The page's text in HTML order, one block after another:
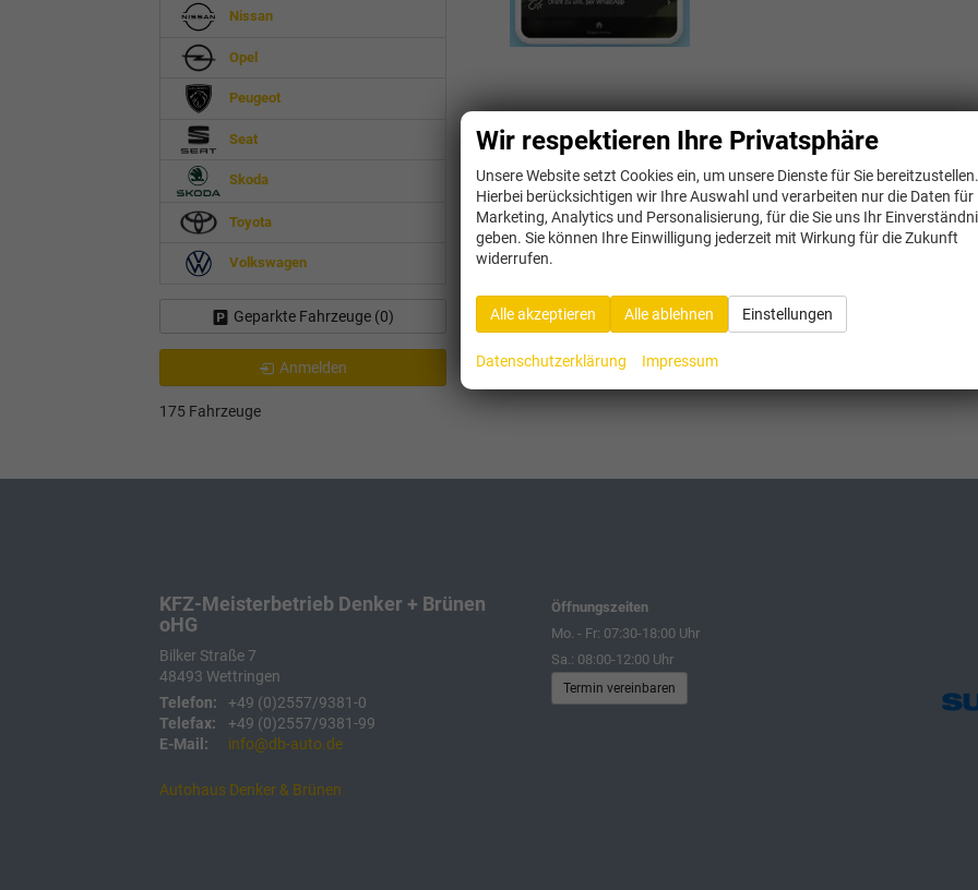
Nissan
Opel
Peugeot
Seat
Skoda
Toyota
Volkswagen
Geparkte Fahrzeuge (0)
Anmelden
175 Fahrzeuge
KFZ-Meisterbetrieb Denker + Brünen
oHG
Bilker Straße 7
48493 Wettringen
Telefon:
+49 (0)2557/9381-0
Telefax:
+49 (0)2557/9381-99
E-Mail:
info@db-auto.de
Öffnungszeiten
Mo. - Fr: 07:30-18:00 Uhr
Sa.: 08:00-12:00 Uhr
Termin vereinbaren
Autohaus Denker & Brünen
Wir respektieren Ihre Privatsphäre
Unsere Website setzt Cookies ein, um unsere Dienste für Sie bereitzustellen.
Hierbei berücksichtigen wir Ihre Auswahl und verarbeiten nur die Daten für
Marketing, Analytics und Personalisierung, für die Sie uns Ihr
geben. Sie können Ihre Einwilligung jederzeit mit Wirkung für die Zukunft
widerrufen.
Alle akzeptieren Alle ablehnen Einstellungen
Datenschutzerklärung Impressum